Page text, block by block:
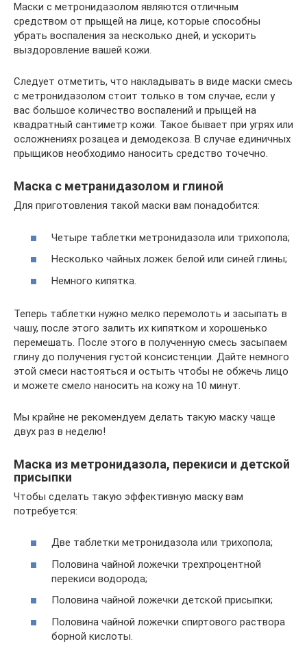
Маски с метронидазолом являются отличным
средством от прыщей на лице, которые способны
убрать воспаления за несколько дней, и ускорить
выздоровление вашей кожи.
Следует отметить, что накладывать в виде маски смесь
с метронидазолом стоит только в том случае, если у
вас большое количество воспалений и прыщей на
квадратный сантиметр кожи. Такое бывает при угрях или
осложнениях розацеа и демодекоза. В случае единичных
прыщиков необходимо наносить средство точечно.
Маска с метранидазолом и глиной
Для приготовления такой маски вам понадобится:
Четыре таблетки метронидазола или трихопола;
Несколько чайных ложек белой или синей глины;
Немного кипятка.
Теперь таблетки нужно мелко перемолоть и засыпать в
чашу, после этого залить их кипятком и хорошенько
перемешать. После этого в полученную смесь засыпаем
глину до получения густой консистенции. Дайте немного
этой смеси настояться и остыть чтобы не обжечь лицо
и можете смело наносить на кожу на 10 минут.
Мы крайне не рекомендуем делать такую маску чаще
двух раз в неделю!
Маска из метронидазола, перекиси и детской
присыпки
Чтобы сделать такую эффективную маску вам
потребуется:
Две таблетки метронидазола или трихопола;
Половина чайной ложечки трехпроцентной
перекиси водорода;
Половина чайной ложечки детской присыпки;
Половина чайной ложечки спиртового раствора
борной кислоты.